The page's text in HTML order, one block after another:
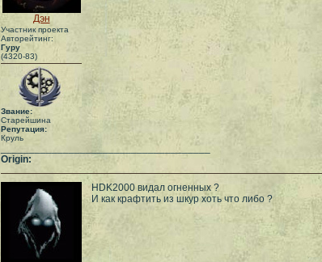
Дэн
Участник проекта
Авторейтинг:
Гуру
(4320-83)
Звание:
Старейшина
Репутация:
Круль
_____________________________________
Origin:
HDK2000 видал огненных ?
И как крафтить из шкур хоть что либо ?